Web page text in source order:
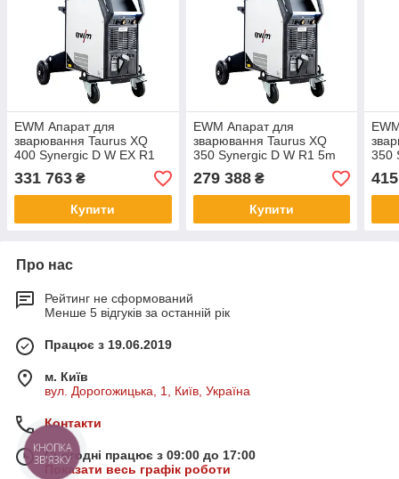
EWM Апарат для
зварювання Taurus XQ
400 Synergic D W EX R1
5m
331 763 ₴
Купити
EWM Апарат для
зварювання Taurus XQ
350 Synergic D W R1 5m
279 388₴
Купити
350
5m
Про нас
Рейтинг не сформований
Менше 5 відгуків за останній рік
Працює з 19.06.2019
м. Київ
вул. Дорогожицька, 1, Київ, Україна
Контакти
Сьогодні працює з 09:00 до 17:00
Показати весь графік роботи
КНОПКА
ЗВ'ЯЗКУ